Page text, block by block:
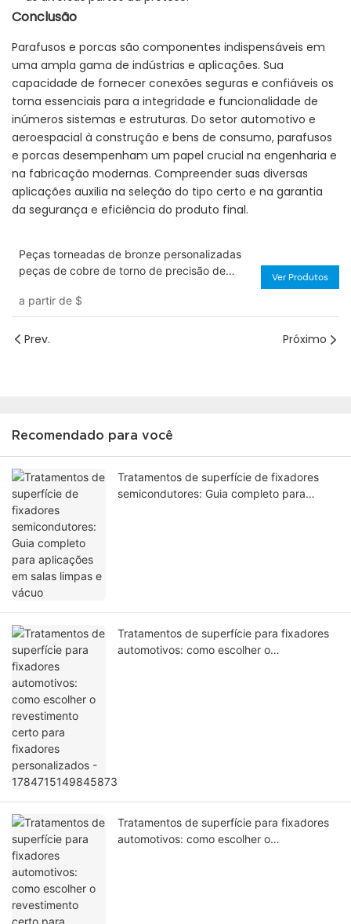
Conclusão
Parafusos e porcas são componentes indispensáveis ​​em
uma ampla gama de indústrias e aplicações. Sua
capacidade de fornecer conexões seguras e confiáveis ​​os
torna essenciais para a integridade e funcionalidade de
inúmeros sistemas e estruturas. Do setor automotivo e
aeroespacial à construção e bens de consumo, parafusos
e porcas desempenham um papel crucial na engenharia e
na fabricação modernas. Compreender suas diversas
aplicações auxilia na seleção do tipo certo e na garantia
da segurança e eficiência do produto final.
Peças torneadas de bronze personalizadas
peças de cobre de torno de precisão de
a partir de $
Ver Produtos
Prev. Próximo
Recomendado para você
Tratamentos de superfície de fixadores
semicondutores: Guia completo para
Tratamentos de superfície para fixadores
automotivos: como escolher o
Tratamentos de superfície para fixadores
automotivos: como escolher o